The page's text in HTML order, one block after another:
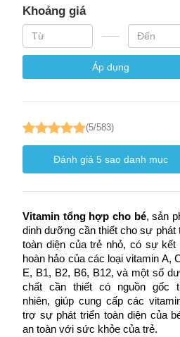
Đồng Tháp
Lâm Đồng
Khoảng giá
Áp dụng
(5/583)
Đánh giá 5sao danh mục
Vitamin tổng hợp cho bé, sản
dinh dưỡng cần thiết cho sự phát
toàn diện của trẻ nhỏ, có sự kết
hoàn hảo của các loại vitamin A,
E, B1, B2, B6, B12, và một số
chất cần thiết có nguồn gốc
nhiên, giúp cung cấp các
trợ sự phát triển toàn diện của
an toàn với sức khỏe của trẻ.